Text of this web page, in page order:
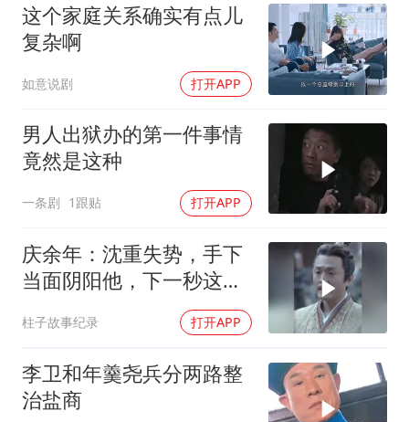
浙江台州《告全体市民书》
香港宏福苑火灾或由烟头引起
人民的健康、体质、幸福一脉相承
这个家庭关系确实有点儿
复杂啊
如意说剧 打开APP
男人出狱办的第一件事情
竟然是这种
一条剧 1跟贴 打开APP
庆余年：沈重失势，手下
当面阴阳他，下一秒这幕
柱子故事纪录 打开APP
李卫和年羹尧兵分两路整
治盐商